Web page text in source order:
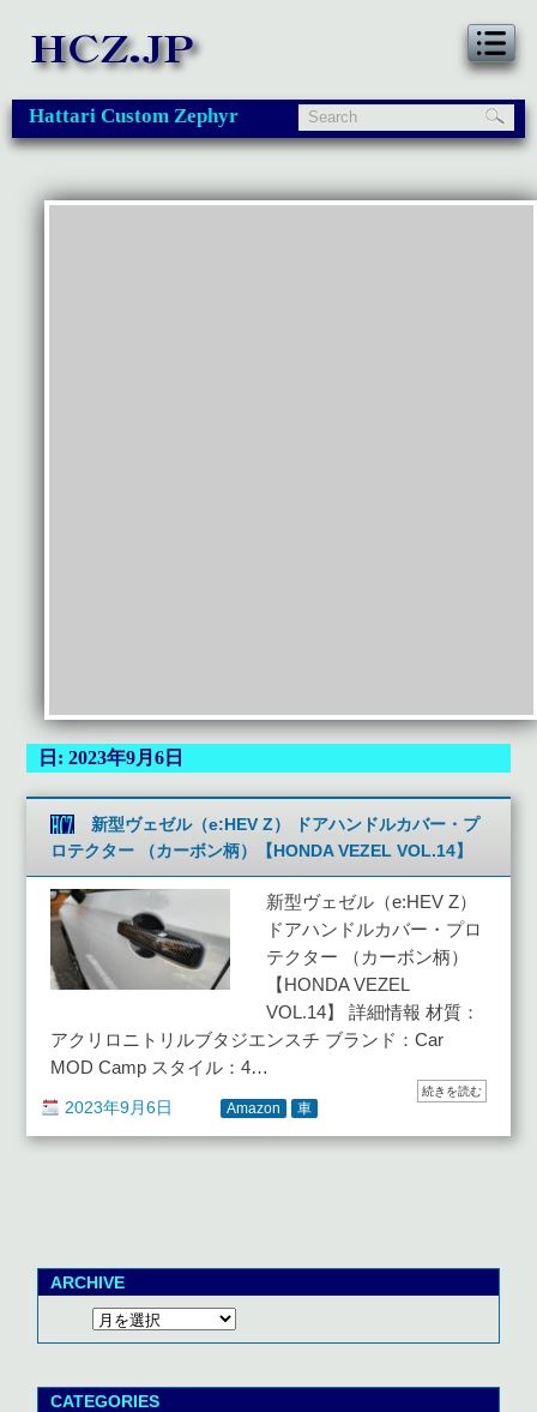
Hattari Custom Zephyr
日: 2023年9月6日
新型ヴェゼル（e:HEV Z） ドアハンドルカバー・プ
ロテクター （カーボン柄）【HONDA VEZEL VOL.14】
新型ヴェゼル（e:HEV Z）
ドアハンドルカバー・プロ
テクター （カーボン柄）
【HONDA VEZEL
VOL.14】 詳細情報 材質：
アクリロニトリルブタジエンスチ ブランド：Car
MOD Camp スタイル：4…
2023年9月6日 Amazon 車
続きを読む
ARCHIVE
CATEGORIES